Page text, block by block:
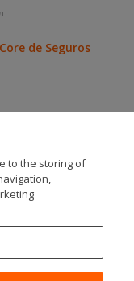
de Seguros
SOCIALS
Modern Slavery
to the storing of